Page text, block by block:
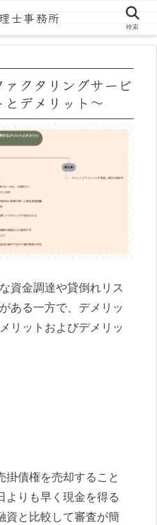
クタリングサービ
デメリット～
資金調達や貸倒れリス
ある一方で、デメリッ
リットおよびデメリッ
掛債権を売却すること
よりも早く現金を得る
資と比較して審査が簡
士事務所
検索